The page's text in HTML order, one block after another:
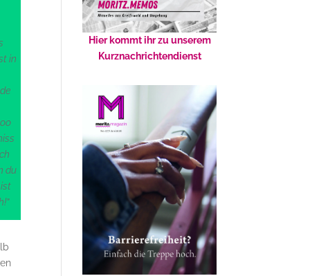
in
du
Hier kommt ihr zu unserem
Kurznachrichtendienst